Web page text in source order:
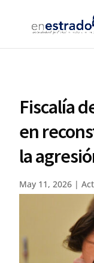
Fiscalía
en
la
May 11, 2026 |